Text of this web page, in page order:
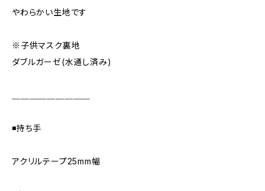
やわらかい生地です
※子供マスク裏地
ダブルガーゼ(水通し済み)
◾️持ち手
アクリルテープ25mm幅